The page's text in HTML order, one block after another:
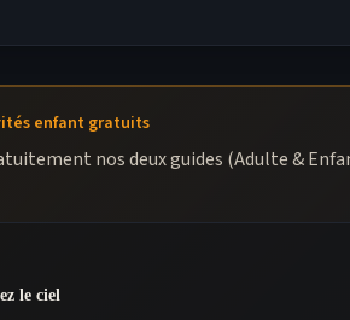
enfant gratuits
nos deux guides (Adulte &
le ciel